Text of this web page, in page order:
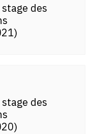
des
des